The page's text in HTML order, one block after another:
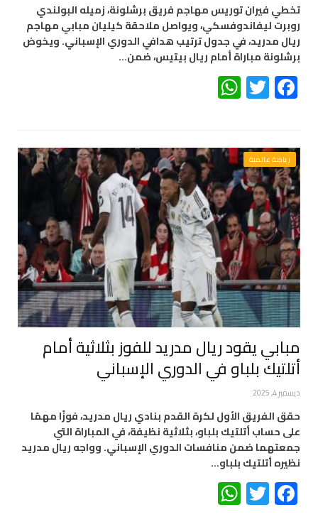
تخطي فيران توريس مهاجم فريق برشلونة، زميله البولندي
روبرت ليفاندوفسكي، ويواصل ملاحقة كيليان مبابي مهاجم
ريال مدريد، في جدول ترتيب هدافي الدوري الإسباني. ويخوض
برشلونة مباراة أمام ريال بيتيس، ضمن…
Facebook
Twitter
رياضة عالمية
مبابي يقود ريال مدريد للفوز بثلاثية أمام
أتلتيك بلباو في الدوري الإسباني
ديسمبر 4, 2025
حقق الفريق الأول لكرة القدم بنادي ريال مدريد، فوزًا مهمًا
على حساب أتلتيك بلباو، بثلاثية نظيفة، في المباراة التي
جمعتهما ضمن منافسات الدوري الإسباني. وواجه ريال مدريد
نظيره أتلتيك بلباو…
Facebook
Twitter